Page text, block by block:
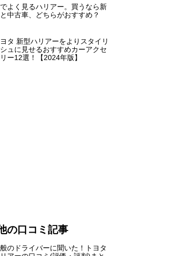
よく見るハリアー。買うなら新
中古車、どちらがおすすめ？
ヨタ 新型ハリアーをよりスタイリ
ュに見せるおすすめカーアクセ
ー12選！【2024年版】
の口コミ記事
のドライバーに聞いた！トヨタ